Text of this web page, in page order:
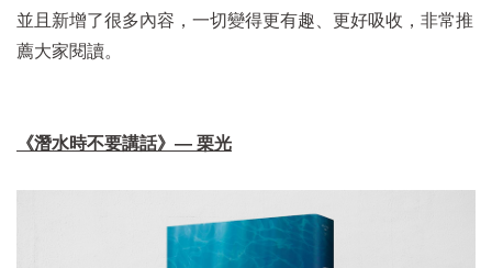
並且新增了很多內容，一切變得更有趣、更好吸收，非常推
薦大家閱讀。
《潛水時不要講話》— 栗光